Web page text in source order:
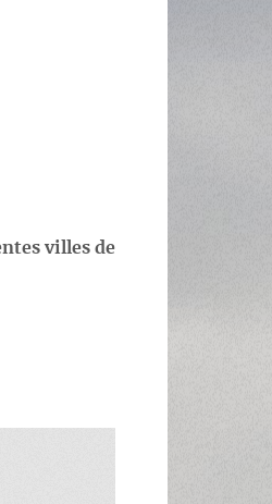
villes de